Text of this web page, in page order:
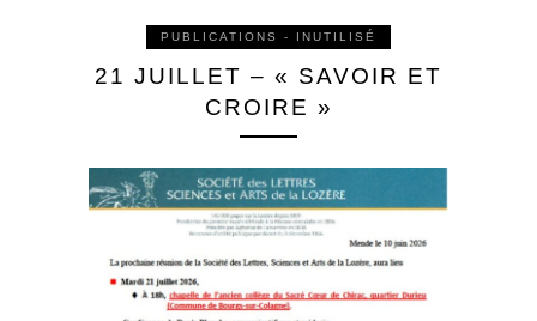
PUBLICATIONS - INUTILISÉ
21 JUILLET – « SAVOIR ET
CROIRE »